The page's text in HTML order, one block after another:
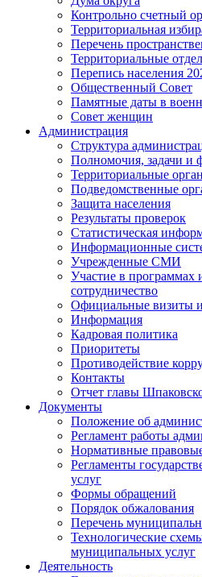
Контрольно счетный
Территориальная
Перечень
Территориальные
Перепись населения
Общественный Совет
Памятные даты в
Совет женщин
Администрация
Структура
Полномочия, задачи и
Территориальные
Подведомственные
Защита населения
Результаты проверок
Статистическая
Информационные
Учрежденные СМИ
Участие в программах
сотрудничество
Официальные визиты
Информация
Кадровая политика
Приоритеты
Противодействие
Контакты
Отчет главы
Документы
Положение об
Регламент работы
Нормативные
Регламенты
услуг
Формы обращений
Порядок обжалования
Перечень
Технологические
муниципальных услуг
Деятельность